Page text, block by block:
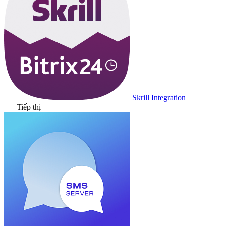
Skrill Integration
Tiếp thị